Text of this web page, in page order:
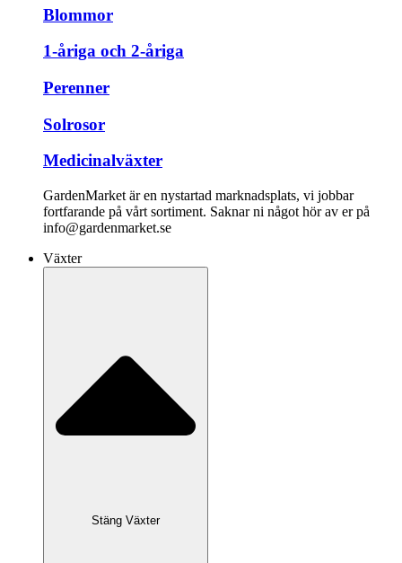
Blommor
1-åriga och 2-åriga
Perenner
Solrosor
Medicinalväxter
GardenMarket är en nystartad marknadsplats, vi jobbar
fortfarande på vårt sortiment. Saknar ni något hör av er på
info@gardenmarket.se
Växter
Stäng Växter